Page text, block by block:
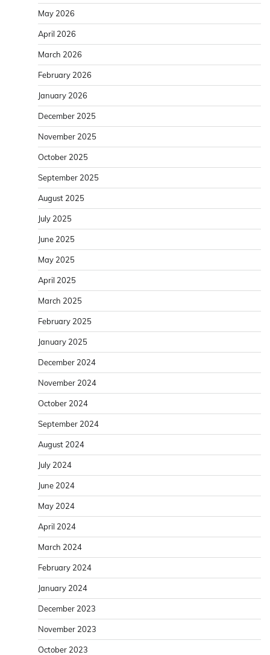
May 2026
April 2026
March 2026
February 2026
January 2026
December 2025
November 2025
October 2025
September 2025
August 2025
July 2025
June 2025
May 2025
April 2025
March 2025
February 2025
January 2025
December 2024
November 2024
October 2024
September 2024
August 2024
July 2024
June 2024
May 2024
April 2024
March 2024
February 2024
January 2024
December 2023
November 2023
October 2023